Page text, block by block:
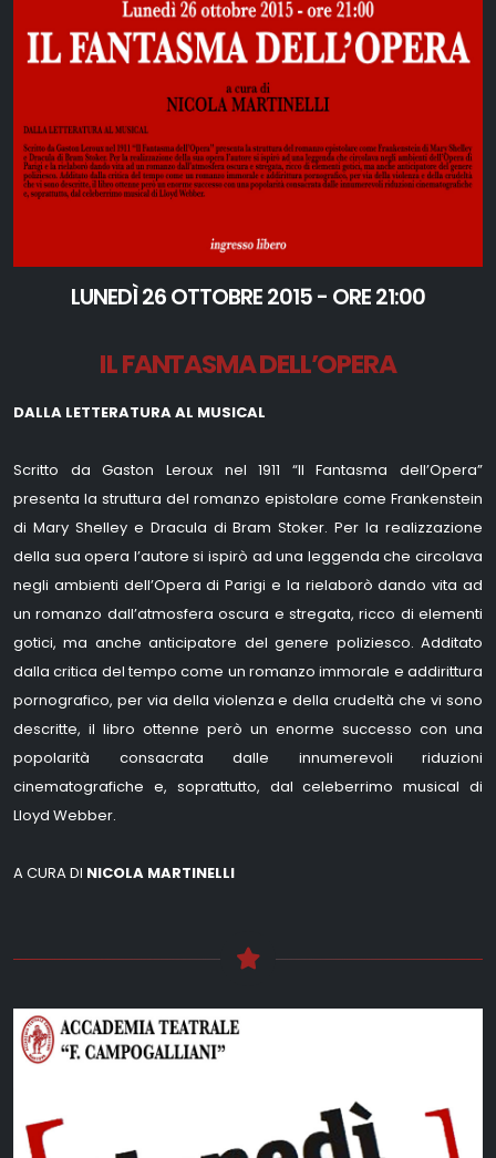
LUNEDÌ 26 OTTOBRE 2015 - ORE 21:00
IL FANTASMA DELL’OPERA
DALLA LETTERATURA AL MUSICAL
Scritto da Gaston Leroux nel 1911 “Il Fantasma dell’Opera”
presenta la struttura del romanzo epistolare come Frankenstein
di Mary Shelley e Dracula di Bram Stoker. Per la realizzazione
della sua opera l’autore si ispirò ad una leggenda che circolava
negli ambienti dell’Opera di Parigi e la rielaborò dando vita ad
un romanzo dall’atmosfera oscura e stregata, ricco di elementi
gotici, ma anche anticipatore del genere poliziesco. Additato
dalla critica del tempo come un romanzo immorale e addirittura
pornografico, per via della violenza e della crudeltà che vi sono
descritte, il libro ottenne però un enorme successo con una
popolarità consacrata dalle innumerevoli riduzioni
cinematografiche e, soprattutto, dal celeberrimo musical di
Lloyd Webber.
A CURA DI NICOLA MARTINELLI